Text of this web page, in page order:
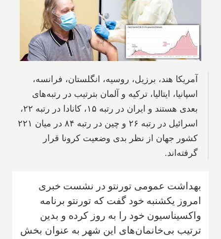
آمریکا هند، برزیل، روسیه، انگلستان، فرانسه،
اسپانیا، ایتالیا، ترکیه و آلمان بترتیب در رتبه‌های
بعدی هستند و ایران در رتبه ۱۵، کانادا در رتبه ۲۲،
اسرائیل در رتبه ۲۶ و چین در رتبه ۸۴ در میان ۲۲۱
کشور جهان از نظر بدی وضعیت کرونا قرار
گرفته‌اند.
بهداشت عمومی تورنتو در نشست خبری
امروز یکشنبه خود گفت که تورنتو برنامه
واکسیناسیون خود را به روز کرده و بدین
ترتیب بی‌خانمان‌های این شهر به عنوان بخش